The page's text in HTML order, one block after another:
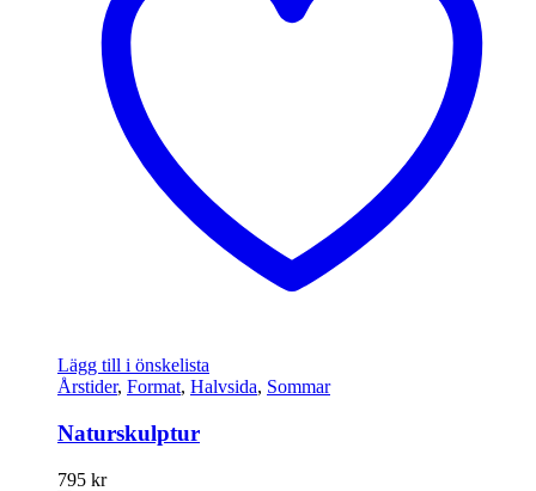
Lägg till i önskelista
Årstider, Format, Halvsida, Sommar
Naturskulptur
795 kr